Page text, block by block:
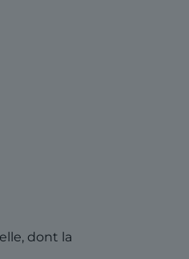
dont la